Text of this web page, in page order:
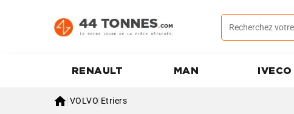
RENAULT MAN IVECO
 VOLVO Etriers